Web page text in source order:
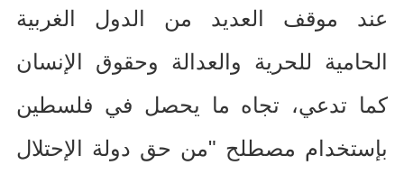
عند موقف العديد من الدول الغربية
الحامية للحرية والعدالة وحقوق الإنسان
كما تدعي، تجاه ما يحصل في فلسطين
بإستخدام مصطلح "من حق دولة الإحتلال